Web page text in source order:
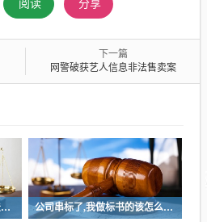
阅读 分享
下一篇
网警破获艺人信息非法售卖案
继子女能否继承继父遗产的法律解析与探讨 公司串标了,我做标书的该怎么办?公司涉嫌串标行为，我该如何应对制作标书的风险？